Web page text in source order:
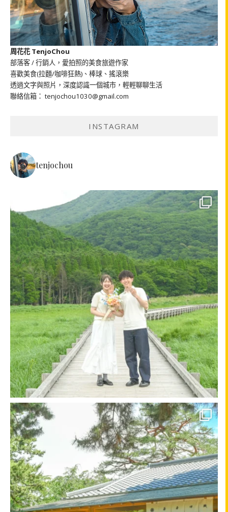
周花花 TenjoChou
部落客 / 行銷人，愛拍照的美食旅遊作家
喜歡美食(拉麵/咖啡狂熱)、棒球、搖滾樂
透過文字與照片，深度認識一個城市，輕輕聊聊生活
聯絡信箱： tenjochou1030@gmail.com
INSTAGRAM
tenjochou